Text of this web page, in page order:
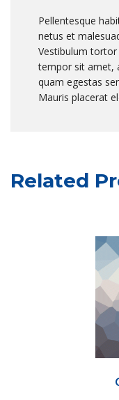
Pellentesque
netus et
Vestibulum
tempor sit amet,
quam egestas
Mauris placerat
Related